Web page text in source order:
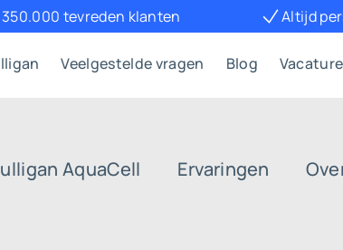
350.000 tevreden klanten Altijd
Veelgestelde vragen Blog
AquaCell Ervaringen